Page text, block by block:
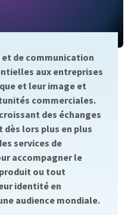
de communication
aux entreprises
et leur image et
commerciales.
des échanges
lors plus en plus
services de
accompagner le
ou tout
identité en
audience mondiale.